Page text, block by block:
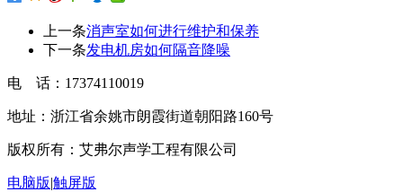
上一条消声室如何进行维护和保养
下一条发电机房如何隔音降噪
电 话：17374110019
地址：浙江省余姚市朗霞街道朝阳路160号
版权所有：艾弗尔声学工程有限公司
电脑版|触屏版